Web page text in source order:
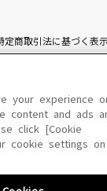
定商取引法に基づく表
このサイトに掲載されて
your experience
content and ads
click [Cookie
cookie settings on